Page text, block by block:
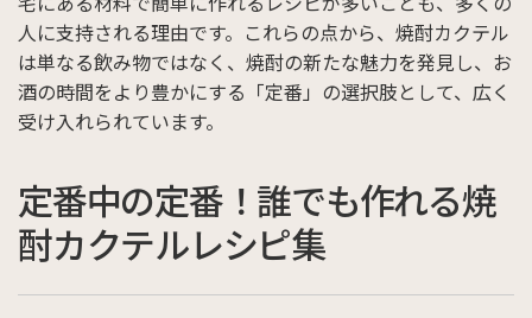
人に支持される理由です。これらの点から、焼酎カクテル
は単なる飲み物ではなく、焼酎の新たな魅力を発見し、お
酒の時間をより豊かにする「定番」の選択肢として、広く
受け入れられています。
定番中の定番！誰でも作れる焼
酎カクテルレシピ集